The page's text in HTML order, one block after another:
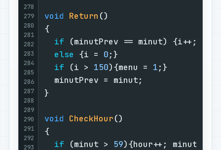
278
279
280
281
282
283
284
285
286
287
288
289
290
291
292
293
void Return ()
if (minutPrev ==
else {i = 0
if (i > 150){menu = 1
minutPrev
void CheckHour()
if (minut > 59){hour++; minut =